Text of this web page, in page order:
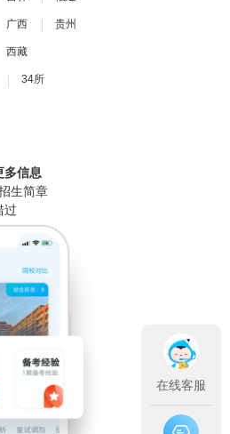
广西 贵州
西藏
34所
多信息
生简章
过
在线客服